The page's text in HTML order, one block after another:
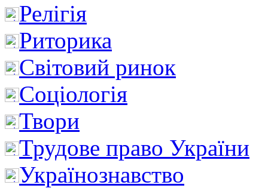
Релігія
Риторика
Світовий ринок
Соціологія
Твори
Трудове право України
Українознавство